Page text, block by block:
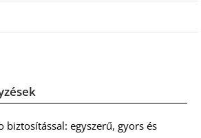
biztosítással: egyszerű, gyors és